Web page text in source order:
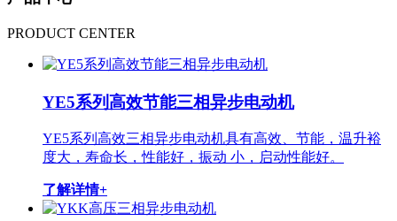
PRODUCT CENTER
YE5系列高效节能三相异步电动机
YE5系列高效三相异步电动机具有高效、节能，温升裕
度大，寿命长，性能好，振动 小，启动性能好。
了解详情+